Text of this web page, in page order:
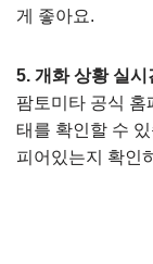
게 좋아요.
5. 개화 상황 실시
팜토미타 공식
태를 확인할 수
피어있는지 확인